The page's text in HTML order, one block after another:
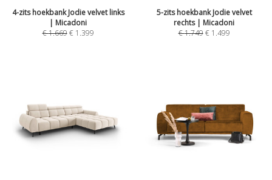
4-zits hoekbank Jodie velvet links
| Micadoni
€1.669 € 1.399
5-zits hoekbank Jodie velvet
rechts | Micadoni
€1.749 € 1.499